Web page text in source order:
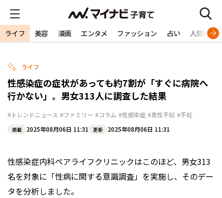
ライフ 美容 漫画 エンタメ ファッション 占い 人間関係
ライフ
性感染症の症状があっても約7割が「すぐに病院へ
行かない」。男女313人に調査した結果
#トレンドニュース #ファミリー #コラム #性感染症 #男性不妊 #不妊
掲載 2025年08月06日 11:31 更新 2025年08月06日 11:31
性感染症内科ペアライフクリニックはこのほど、男女313
名を対象に「性病に関する意識調査」を実施し、そのデー
タを分析しました。